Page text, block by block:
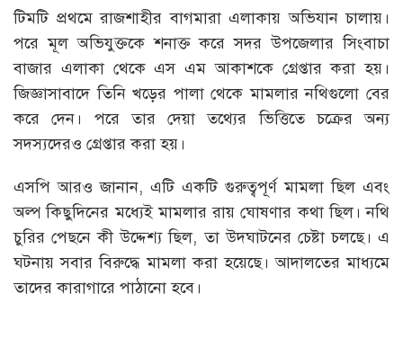
টিমটি প্রথমে রাজশাহীর বাগমারা এলাকায় অভিযান চালায়।
পরে মূল অভিযুক্তকে শনাক্ত করে সদর উপজেলার সিংবাচা
বাজার এলাকা থেকে এস এম আকাশকে গ্রেপ্তার করা হয়।
জিজ্ঞাসাবাদে তিনি খড়ের পালা থেকে মামলার নথিগুলো বের
করে দেন। পরে তার দেয়া তথ্যের ভিত্তিতে চক্রের অন্য
সদস্যদেরও গ্রেপ্তার করা হয়।
এসপি আরও জানান, এটি একটি গুরুত্বপূর্ণ মামলা ছিল এবং
অল্প কিছুদিনের মধ্যেই মামলার রায় ঘোষণার কথা ছিল। নথি
চুরির পেছনে কী উদ্দেশ্য ছিল, তা উদঘাটনের চেষ্টা চলছে। এ
ঘটনায় সবার বিরুদ্ধে মামলা করা হয়েছে। আদালতের মাধ্যমে
তাদের কারাগারে পাঠানো হবে।